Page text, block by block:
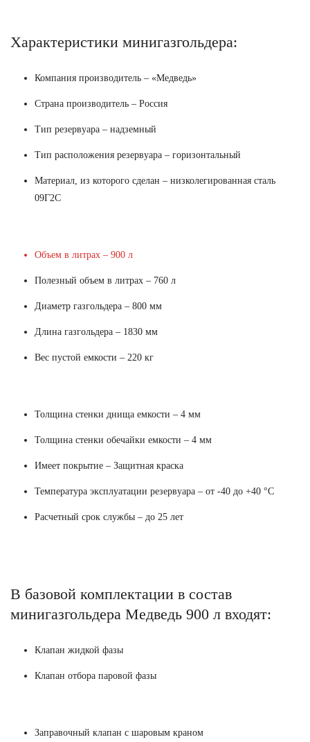
Характеристики минигазгольдера:
Компания производитель – «Медведь»
Страна производитель – Россия
Тип резервуара – надземный
Тип расположения резервуара – горизонтальный
Материал, из которого сделан – низколегированная сталь
09Г2С
Объем в литрах – 900 л
Полезный объем в литрах – 760 л
Диаметр газгольдера – 800 мм
Длина газгольдера – 1830 мм
Вес пустой емкости – 220 кг
Толщина стенки днища емкости – 4 мм
Толщина стенки обечайки емкости – 4 мм
Имеет покрытие – Защитная краска
Температура эксплуатации резервуара – от -40 до +40 °C
Расчетный срок службы – до 25 лет
В базовой комплектации в состав
минигазгольдера Медведь 900 л входят:
Клапан жидкой фазы
Клапан отбора паровой фазы
Заправочный клапан с шаровым краном